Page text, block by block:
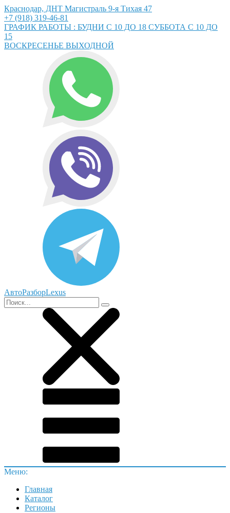
Краснодар, ДНТ Магистраль 9-я Тихая 47
+7 (918) 319-46-81
ГРАФИК РАБОТЫ : БУДНИ С 10 ДО 18 СУББОТА С 10 ДО
15
ВОСКРЕСЕНЬЕ ВЫХОДНОЙ
АвтоРазборLexus
Меню:
Главная
Каталог
Регионы